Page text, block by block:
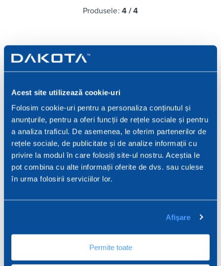
Acest site utilizează cookie-uri
Folosim cookie-uri pentru a personaliza conținutul și
anunțurile, pentru a oferi funcții de rețele sociale și pentru
a analiza traficul. De asemenea, le oferim partenerilor de
rețele sociale, de publicitate și de analize informații cu
privire la modul în care folosiți site-ul nostru. Aceștia le
pot combina cu alte informații oferite de dvs. sau culese
în urma folosirii serviciilor lor.
Afişare
Permite toate
Produsele: 4/4
CERERE DE
INFORMATII.SCRIE-NE!
Alegeți canalul pe care îl preferați și contactați-ne
pentru sfaturi de specialitate sau pentru a solicita
informații despre produsele și serviciile noastre.
Deschideți chat
Suntem operaționali